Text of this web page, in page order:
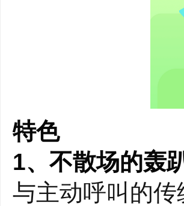
特色
1、不散场的轰
与主动呼叫的